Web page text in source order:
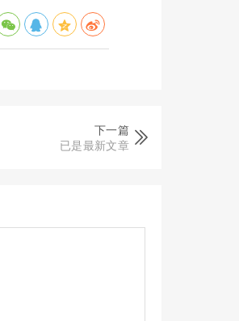
下一篇
已是最新文章